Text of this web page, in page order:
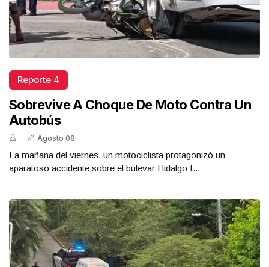
Reporte 4
Sobrevive A Choque De Moto Contra Un
Autobús
Agosto 08
La mañana del viernes, un motociclista protagonizó un
aparatoso accidente sobre el bulevar Hidalgo f...